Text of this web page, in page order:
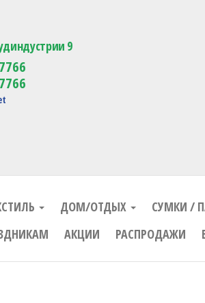
продукции с логотипом
9
ДОМ/ОТДЫХ
СУМКИ /
АКЦИИ РАСПРОДАЖИ